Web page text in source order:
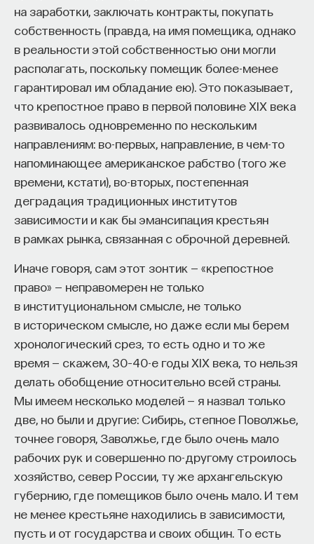
на заработки, заключать контракты, покупать
собственность (правда, на имя помещика, однако
в реальности этой собственностью они могли
располагать, поскольку помещик более-менее
гарантировал им обладание ею). Это показывает,
что крепостное право в первой половине XIX века
развивалось одновременно по нескольким
направлениям: во-первых, направление, в чем-то
напоминающее американское рабство (того же
времени, кстати), во-вторых, постепенная
деградация традиционных институтов
зависимости и как бы эмансипация крестьян
в рамках рынка, связанная с оброчной деревней.
Иначе говоря, сам этот зонтик — «крепостное
право» — неправомерен не только
в институциональном смысле, не только
в историческом смысле, но даже если мы берем
хронологический срез, то есть одно и то же
время — скажем, 30–40-е годы XIX века, то нельзя
делать обобщение относительно всей страны.
Мы имеем несколько моделей — я назвал только
две, но были и другие: Сибирь, степное Поволжье,
точнее говоря, Заволжье, где было очень мало
рабочих рук и совершенно по-другому строилось
хозяйство, север России, ту же архангельскую
губернию, где помещиков было очень мало. И тем
не менее крестьяне находились в зависимости,
пусть и от государства и своих общин. То есть